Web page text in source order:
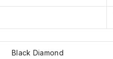
Black Diamond